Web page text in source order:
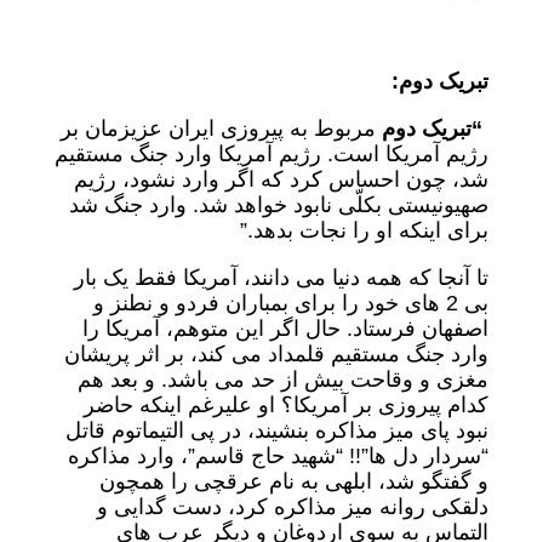
تبریک دوم:
“تبریک دوم مربوط به پیروزی ایران عزیزمان بر
رژیم آمریکا است. رژیم آمریکا وارد جنگ مستقیم
شد، چون احساس کرد که اگر وارد نشود، رژیم
صهیونیستی بکلّی نابود خواهد شد. وارد جنگ شد
برای اینکه او را نجات بدهد.”
تا آنجا که همه دنیا می دانند، آمریکا فقط یک بار
بی 2 های خود را برای بمباران فردو و نطنز و
اصفهان فرستاد. حال اگر این متوهم، آمریکا را
وارد جنگ مستقیم قلمداد می کند، بر اثر پریشان
مغزی و وقاحت بیش از حد می باشد. و بعد هم
کدام پیروزی بر آمریکا؟ او علیرغم اینکه حاضر
نبود پای میز مذاکره بنشیند، در پی التیماتوم قاتل
“سردار دل ها”!! “شهید حاج قاسم”، وارد مذاکره
و گفتگو شد، ابلهی به نام عرقچی را همچون
دلقکی روانه میز مذاکره کرد، دست گدایی و
التماس به سوی اردوغان و دیگر عرب های